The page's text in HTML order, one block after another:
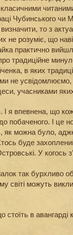
Чубинського
то з
не розуміє, що
практично
традиційне
в яких
не
учасниками
я впевнена, що
побаченого. І це
як можна було,
буде
У когось
так бурхливо
світі можуть
в авангарді